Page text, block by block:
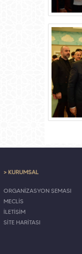
> KURUMSAL
ORGANİZASYON ŞEMASI
MECLİS
İLETİŞİM
SİTE HARİTASI